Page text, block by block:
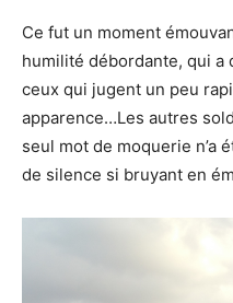
Ce fut un moment
humilité débordante, qui a
ceux qui jugent un peu
apparence…Les autres
seul mot de moquerie n’a
de silence si bruyant en